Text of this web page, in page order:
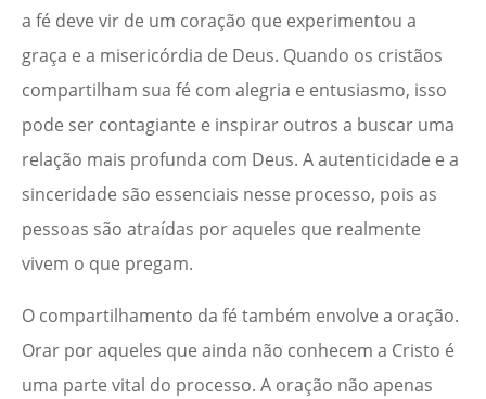
a fé deve vir de um coração que experimentou a
graça e a misericórdia de Deus. Quando os cristãos
compartilham sua fé com alegria e entusiasmo, isso
pode ser contagiante e inspirar outros a buscar uma
relação mais profunda com Deus. A autenticidade e a
sinceridade são essenciais nesse processo, pois as
pessoas são atraídas por aqueles que realmente
vivem o que pregam.
O compartilhamento da fé também envolve a oração.
Orar por aqueles que ainda não conhecem a Cristo é
uma parte vital do processo. A oração não apenas